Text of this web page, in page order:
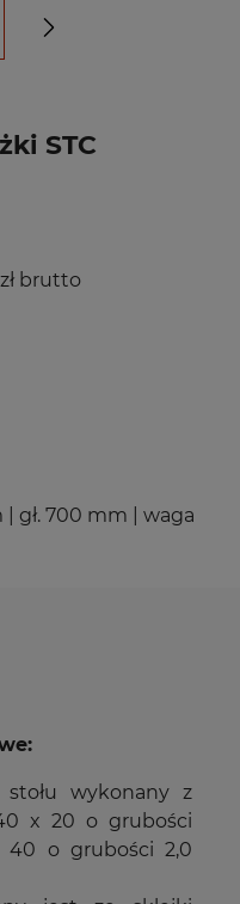
STC
brutto
gł. 700 mm | waga
wykonany z
x 20 o grubości
40 o grubości 2,0